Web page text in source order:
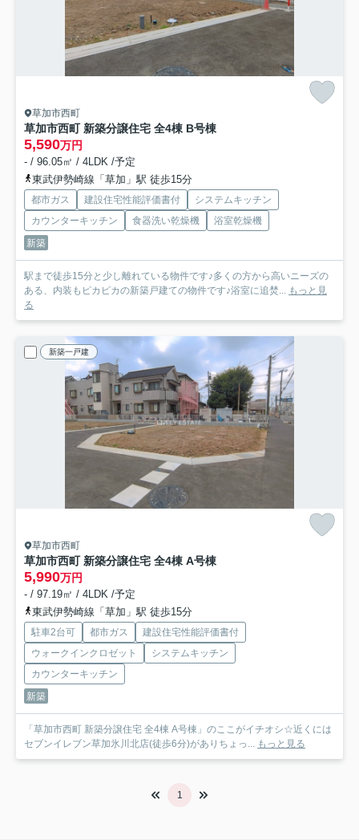
草加市西町
草加市西町 新築分譲住宅 全4棟 B号棟
5,590万円
- / 96.05㎡ / 4LDK /予定
東武伊勢崎線「草加」駅 徒歩15分
都市ガス 建設住宅性能評価書付
システムキッチン
カウンターキッチン
食器洗い乾燥機
浴室乾燥機
新築
駅まで徒歩15分と少し離れている物件です♪多くの方から高いニーズの
ある、内装もピカピカの新築戸建ての物件です♪浴室に追焚... もっと見
る
新築一戸建
草加市西町
草加市西町 新築分譲住宅 全4棟 A号棟
5,990万円
- / 97.19㎡ / 4LDK /予定
東武伊勢崎線「草加」駅 徒歩15分
駐車2台可 都市ガス
建設住宅性能評価書付
ウォークインクロゼット
システムキッチン
カウンターキッチン
新築
「草加市西町 新築分譲住宅 全4棟 A号棟」のここがイチオシ☆近くには
セブンイレブン草加氷川北店(徒歩6分)がありちょっ... もっと見る
1